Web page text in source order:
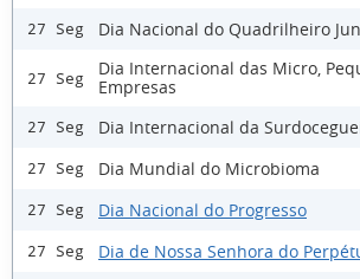
27 Seg Dia Nacional do Quadrilheiro
27 Seg
Dia Internacional das Micro,
Empresas
27 Seg Dia Internacional da
27 Seg Dia Mundial do Microbioma
27 Seg Dia Nacional do Progresso
27 Seg Dia de Nossa Senhora do